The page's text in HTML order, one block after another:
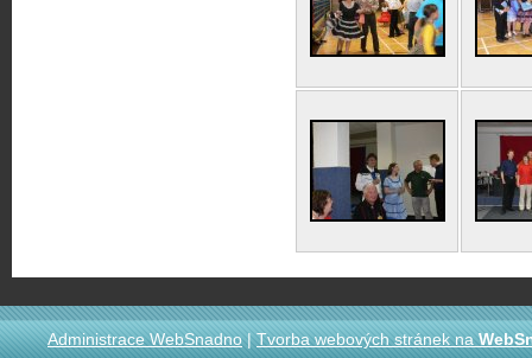
Administrace WebSnadno|Tvorba webových stránek na